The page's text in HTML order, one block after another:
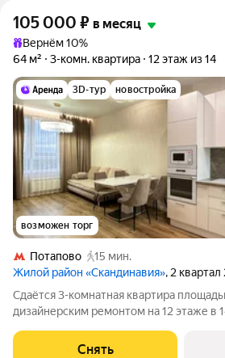
105 000 ₽ в месяц
Вернём 10%
64 м²
3-комн. квартира 12 этаж из 14
3D-тур новостройка
возможен торг
Потапово
15 мин.
Жилой район «Скандинавия», 2
Сдаётся 3-комнатная квартира
дизайнерским ремонтом на 12 этаже в
Стиральная машина Холодильник Посудомоечная машина
Снять